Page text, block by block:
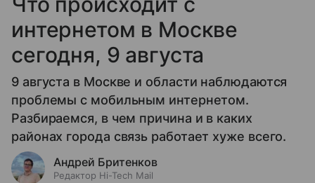
интернетом в Москве
сегодня, 9 августа
9 августа в Москве и области наблюдаются
проблемы с мобильным интернетом.
Разбираемся, в чем причина и в каких
районах города связь работает хуже всего.
Андрей Бритенков
Редактор Hi-Tech Mail